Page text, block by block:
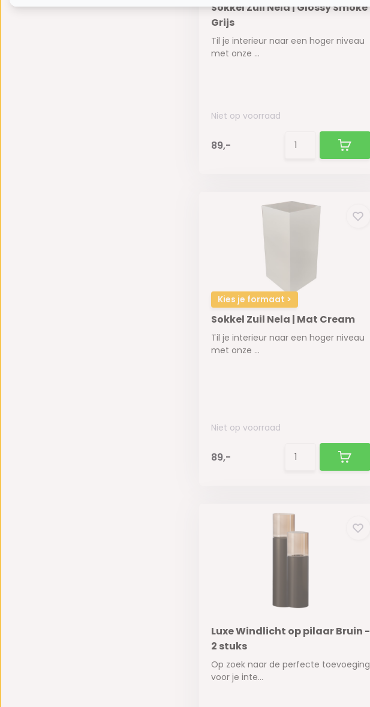
Sokkel Zuil Nela | Glossy Smoke
Grijs
Til je interieur naar een hoger niveau
met onze ...
Niet op voorraad
89,-
Kies je formaat >
Sokkel Zuil Nela | Mat Cream
Til je interieur naar een hoger niveau
met onze ...
Niet op voorraad
89,-
Luxe Windlicht op pilaar Bruin -
2 stuks
Op zoek naar de perfecte toevoeging
voor je inte...